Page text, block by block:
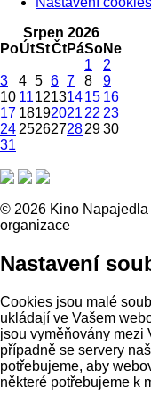
Srpen 2026
PoÚtStČtPáSoNe
1
2
3
4 5 6 7 8
9
10 1112131415 16
17 181920212223
24252627282930
31
© 2026 Kino
organizace
Nastavení
Cookies jsou malé
ukládají ve Vašem
jsou vyměňovány mezi
případně se servery
potřebujeme, aby
některé potřebujeme k